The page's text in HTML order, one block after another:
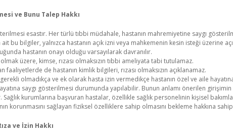
ve Bunu Talep Hakkı
esastır. Her türlü tıbbi müdahale, hastanın mahremiyetine saygı
ait bu bilgiler, yalnızca hastanın açık izni veya mahkemenin kesin isteği üzerine
hastanın onayı olduğu varsayılarak davranılır.
üzere, kimse, rızası olmaksızın tıbbi ameliyata tabi tutulamaz.
faaliyetlerde de hastanın kimlik bilgileri, rızası olmaksızın açıklanamaz.
gerekli olmadıkça ve ek olarak hasta izin vermedikçe hastanın özel ve aile
saygı gösterilmesi durumunda yapılabilir. Bunun anlamı önerilen
kurumlarına başvuran hastalar, özellikle sağlık personelinin kişisel
korunmasını sağlayan fiziksel özelliklere sahip olmasını bekleme hakkına
ve İzin Hakkı